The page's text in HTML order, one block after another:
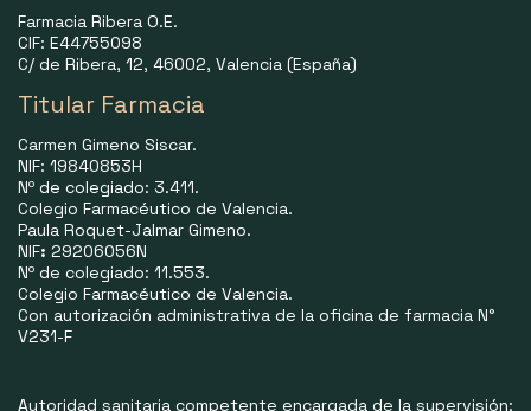
Farmacia Ribera O.E.
CIF: E44755098
C/ de Ribera, 12, 46002, Valencia (España)
Titular Farmacia
Carmen Gimeno Siscar.
NIF: 19840853H
Nº de colegiado: 3.411.
Colegio Farmacéutico de Valencia.
Paula Roquet-Jalmar Gimeno.
NIF: 29206056N
Nº de colegiado: 11.553.
Colegio Farmacéutico de Valencia.
Con autorización administrativa de la oficina de farmacia N°
V231-F
Autoridad sanitaria competente encargada de la supervisión: